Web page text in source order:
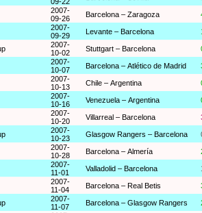
2007-
09-26
Barcelona – Zaragoza
2007-
09-29
Levante – Barcelona
2007-
10-02
Stuttgart – Barcelona
2007-
10-07
Barcelona – Atlético de Madrid
2007-
10-13
Chile – Argentina
2007-
10-16
Venezuela – Argentina
2007-
10-20
Villarreal – Barcelona
2007-
10-23
Glasgow Rangers – Barcelona
2007-
10-28
Barcelona – Almería
2007-
11-01
Valladolid – Barcelona
2007-
11-04
Barcelona – Real Betis
2007-
11-07
Barcelona – Glasgow Rangers